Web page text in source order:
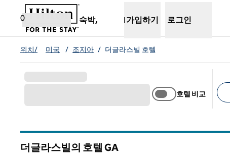
콘텐츠로 이동
0
숙박,
새 탭 열림
가입하기 로그인
위치/ 미국 / 조지아 / 더글라스빌 호텔
호텔 비교
더글라스빌의 호텔 GA